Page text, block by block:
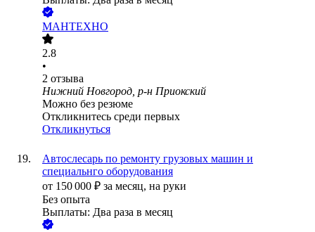
МАНТЕХНО
2.8
•
2 отзыва
Нижний Новгород, р-н Приокский
Можно без резюме
Откликнитесь среди первых
Откликнуться
Автослесарь по ремонту грузовых машин и
специальнго оборудования
от 150 000 ₽ за месяц, на руки
Без опыта
Выплаты: Два раза в месяц